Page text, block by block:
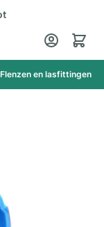
Cart
Flenzen en lasfittingen